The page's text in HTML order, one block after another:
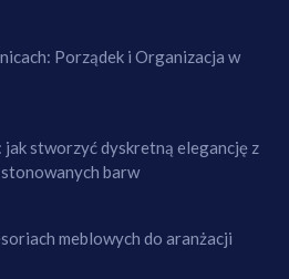
Porządek i Organizacja w
stworzyć dyskretną elegancję z
barw
meblowych do aranżacji